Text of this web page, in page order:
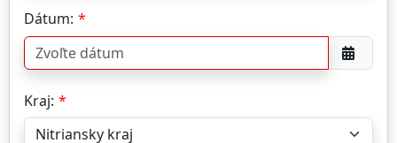
Dátum:
Kraj: